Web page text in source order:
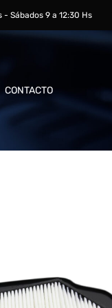
- Sábados 9 a 12:30 Hs
CONTACTO